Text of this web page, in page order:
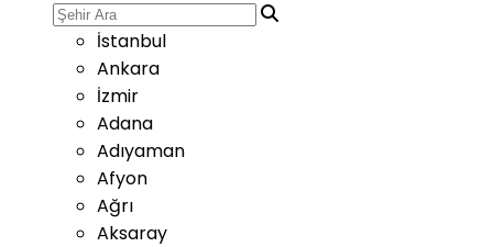
İstanbul
Ankara
İzmir
Adana
Adıyaman
Afyon
Ağrı
Aksaray